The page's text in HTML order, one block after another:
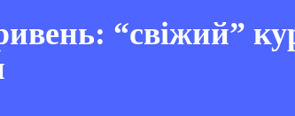
“свіжий”